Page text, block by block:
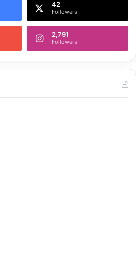
42
Followers
2,791
Followers